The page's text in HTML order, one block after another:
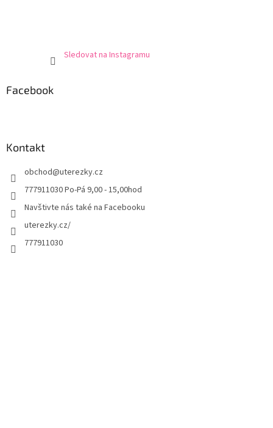
Sledovat na Instagramu
Facebook
Kontakt
obchod@uterezky.cz
777911030 Po-Pá 9,00 - 15,00hod
Navštivte nás také na Facebooku
uterezky.cz/
777911030